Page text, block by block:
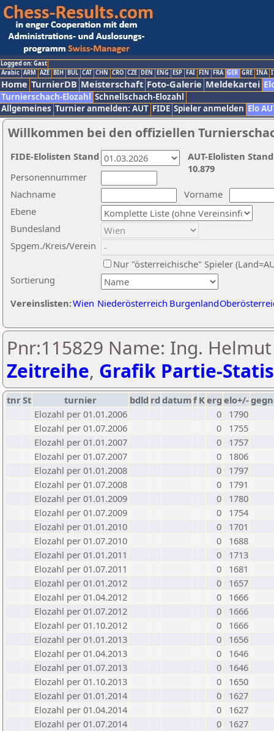
Logged on: Gast
Arabic ARM AZE BIH BUL CAT CHN CRO CZE DEN ENG ESP FAI FIN FRA GER GRE INA
Home TurnierDB Meisterschaft Foto-Galerie Meldekartei
Turnierschach-Elozahl Schnellschach-Elozahl
Allgemeines Turnier anmelden: AUT FIDE Spieler anmelden Elo
Willkommen bei den offiziellen
Nachname
Vorname
Ebene
Sortierung
Personennummer
Bundesland
Spgem./Kreis/Verein
Nur "österreichische" Spieler
Vereinslisten:Wien Niederösterreich Burgenland
AUT-Elolisten
10.879
FIDE-Elolisten Stand
Pnr:115829 Name: Ing.
Zeitreihe, Grafik Partie-
tnrSt turnier bdld rd datumf Kerg elo+/-
Elozahl per 01.01.2006
0
1790
Elozahl per 01.07.2006
0
1755
Elozahl per 01.01.2007
0
1757
Elozahl per 01.07.2007
0
1806
Elozahl per 01.01.2008
0
1797
Elozahl per 01.07.2008
0
1791
Elozahl per 01.01.2009
0
1780
Elozahl per 01.07.2009
0
1754
Elozahl per 01.01.2010
0
1701
Elozahl per 01.07.2010
0
1688
Elozahl per 01.01.2011
0
1713
Elozahl per 01.07.2011
0
1681
Elozahl per 01.01.2012
0
1657
Elozahl per 01.04.2012
0
1666
Elozahl per 01.07.2012
0
1666
Elozahl per 01.10.2012
0
1666
Elozahl per 01.01.2013
0
1656
Elozahl per 01.04.2013
0
1646
Elozahl per 01.07.2013
0
1646
Elozahl per 01.10.2013
0
1650
Elozahl per 01.01.2014
0
1627
Elozahl per 01.04.2014
0
1627
Elozahl per 01.07.2014
0
1627